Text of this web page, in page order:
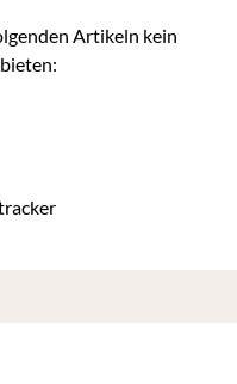
Artikeln kein